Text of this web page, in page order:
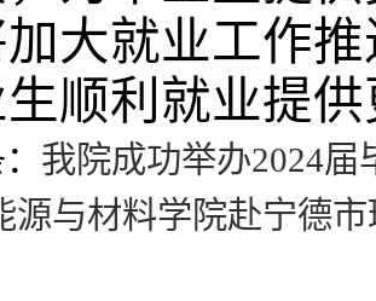
加大就业工作推
顺利就业提供
我院成功举办2024届
源与材料学院赴宁德